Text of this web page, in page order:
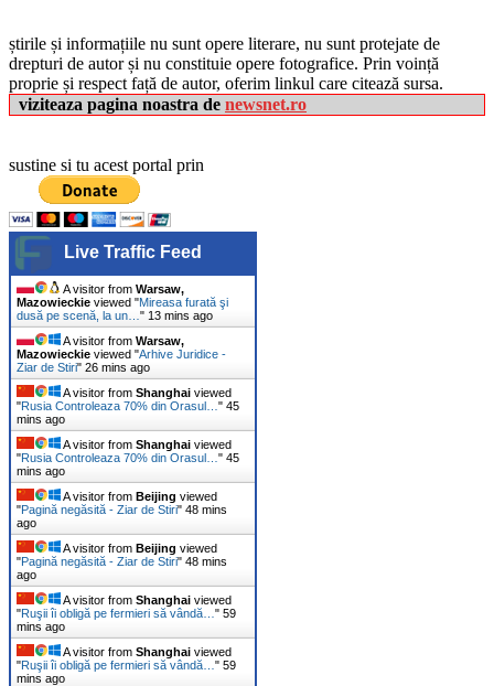
știrile și informațiile nu sunt opere literare, nu sunt protejate de
drepturi de autor și nu constituie opere fotografice. Prin voință
proprie și respect față de autor, oferim linkul care citează sursa.
viziteaza pagina noastra de newsnet.ro
sustine si tu acest portal prin
Live Traffic Feed
A visitor from Warsaw,
Mazowieckie viewed "Mireasa furată şi
dusă pe scenă, la un… " 13 mins ago
A visitor from Warsaw,
Mazowieckie viewed "Arhive Juridice -
Ziar de Stiri" 26 mins ago
A visitor from Shanghai viewed
"Rusia Controleaza 70% din Orasul… " 45
mins ago
A visitor from Shanghai viewed
"Rusia Controleaza 70% din Orasul… " 45
mins ago
A visitor from Beijing viewed
"Pagină negăsită - Ziar de Stiri" 48 mins
ago
A visitor from Beijing viewed
"Pagină negăsită - Ziar de Stiri" 48 mins
ago
A visitor from Shanghai viewed
"Ruşii îi obligă pe fermieri să vândă… " 59
mins ago
A visitor from Shanghai viewed
"Ruşii îi obligă pe fermieri să vândă… " 59
mins ago